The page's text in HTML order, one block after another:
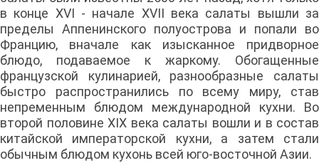
в конце XVI - начале XVII века салаты вышли за
пределы Аппенинского полуострова и попали во
Францию, вначале как изысканное придворное
блюдо, подаваемое к жаркому. Обогащенные
французской кулинарией, разнообразные салаты
быстро распространились по всему миру, став
непременным блюдом международной кухни. Во
второй половине XIX века салаты вошли и в состав
китайской императорской кухни, а затем стали
обычным блюдом кухонь всей юго-восточной Азии.